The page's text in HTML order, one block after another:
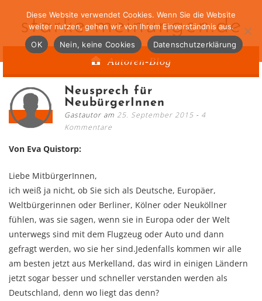
starke-meinungen.de
Autoren-Blog
Neusprech für
NeubürgerInnen
Gastautor am 25. September 2015
4
Kommentare
Von Eva Quistorp:
Liebe MitbürgerInnen,
ich weiß ja nicht, ob Sie sich als Deutsche, Europäer,
Weltbürgerinnen oder Berliner, Kölner oder Neuköllner
fühlen, was sie sagen, wenn sie in Europa oder der Welt
unterwegs sind mit dem Flugzeug oder Auto und dann
gefragt werden, wo sie her sind.Jedenfalls kommen wir alle
am besten jetzt aus Merkelland, das wird in einigen Ländern
jetzt sogar besser und schneller verstanden werden als
Deutschland, denn wo liegt das denn?
Diese Website verwendet Cookies. Wenn Sie die Website
weiter nutzen, gehen wir von Ihrem Einverständnis aus.
OK
Nein, keine Cookies Datenschutzerklärung